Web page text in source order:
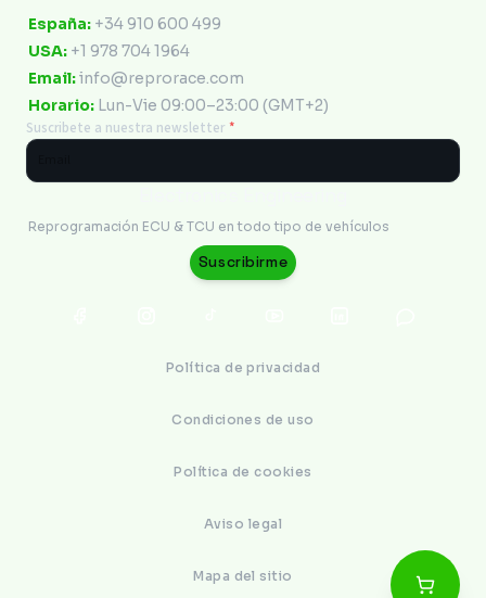
España: +34 910 600 499
USA: +1 978 704 1964
Email:info@reprorace.com
Horario: Lun-Vie 09:00–23:00 (GMT+2)
Suscribete a nuestra newsletter *
Reprogramación ECU & TCU en todo tipo de vehículos
Suscribirme
Política de privacidad
Condiciones de uso
Política de cookies
Aviso legal
Mapa del sitio